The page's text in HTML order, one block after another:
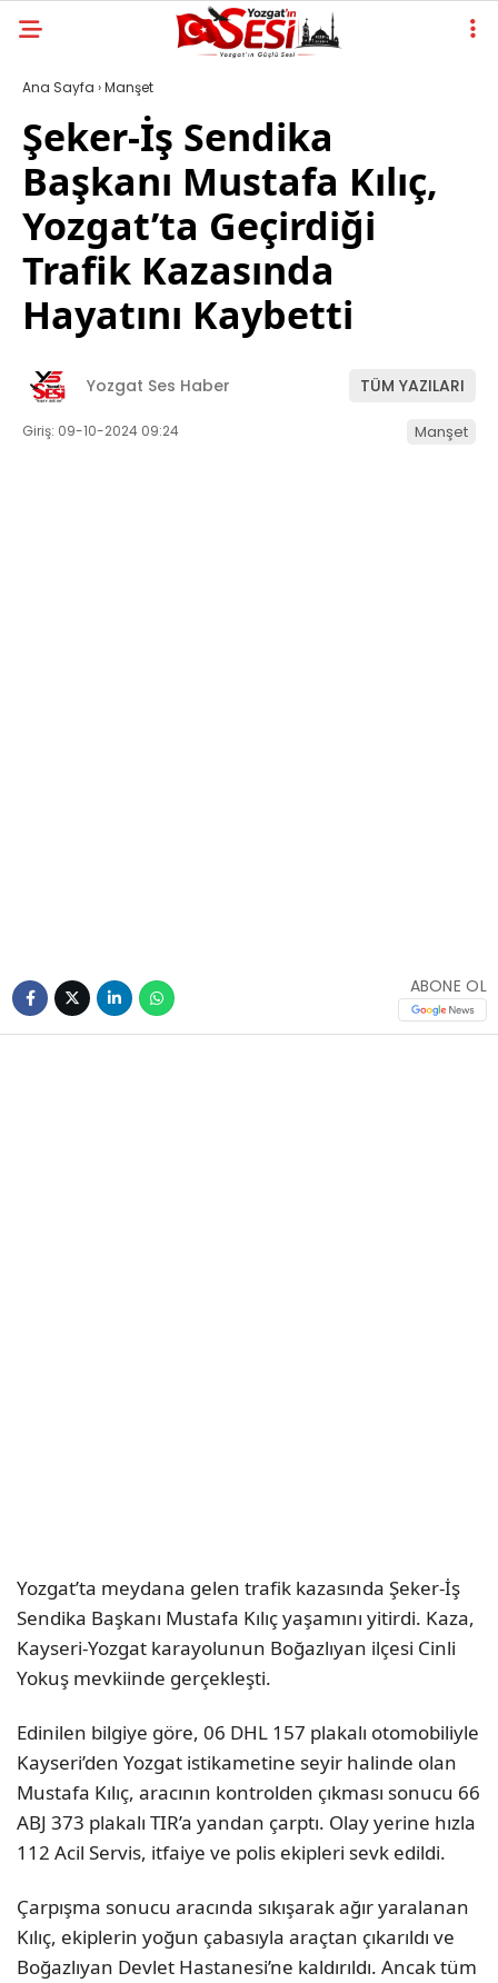
Ana Sayfa ›Manşet
Şeker-İş Sendika
Başkanı Mustafa Kılıç,
Yozgat’ta Geçirdiği
Trafik Kazasında
Hayatını Kaybetti
Yozgat Ses Haber TÜM YAZILARI
Giriş: 09-10-2024 09:24 Manşet
ABONE OL
Yozgat’ta meydana gelen trafik kazasında Şeker-İş
Sendika Başkanı Mustafa Kılıç yaşamını yitirdi. Kaza,
Kayseri-Yozgat karayolunun Boğazlıyan ilçesi Cinli
Yokuş mevkiinde gerçekleşti.
Edinilen bilgiye göre, 06 DHL 157 plakalı otomobiliyle
Kayseri’den Yozgat istikametine seyir halinde olan
Mustafa Kılıç, aracının kontrolden çıkması sonucu 66
ABJ 373 plakalı TIR’a yandan çarptı. Olay yerine hızla
112 Acil Servis, itfaiye ve polis ekipleri sevk edildi.
Çarpışma sonucu aracında sıkışarak ağır yaralanan
Kılıç, ekiplerin yoğun çabasıyla araçtan çıkarıldı ve
Boğazlıyan Devlet Hastanesi’ne kaldırıldı. Ancak tüm